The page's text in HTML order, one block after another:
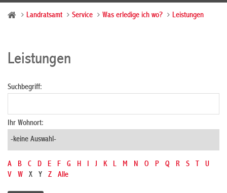
Landratsamt Service Was erledige ich wo? Leistungen
Leistungen
Suchbegriff:
Ihr Wohnort:
A B C D E F G H I J K L M N O P Q R S T
U
V
W X Y Z Alle